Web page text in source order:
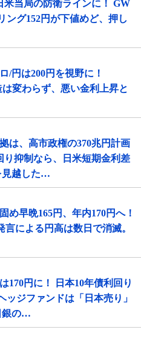
米当局の防衛ラインに！ GW
ング152円が下値めど、押し
/円は200円を視野に！
変わらず、悪い金利上昇と
は、高市政権の370兆円計画
り抑制なら、日米短期金利差
見越した…
め早晩165円、年内170円へ！
による円高は数日で消滅。
170円に！ 日本10年債利回り
ジファンドは「日本売り」
銀の…